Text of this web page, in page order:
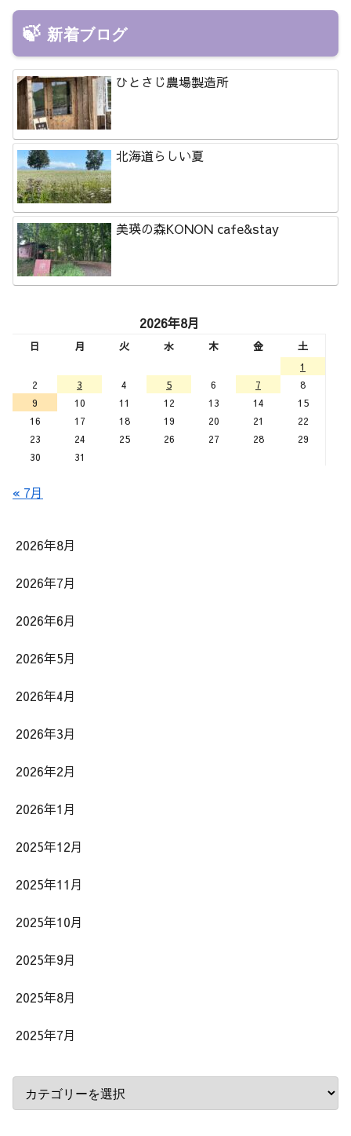
新着ブログ
ひとさじ農場製造所
北海道らしい夏
美瑛の森KONON cafe&stay
2026年8月
日 月 火 水 木 金
土
1
2
3 4 5 6 7
8
9
10 11 12 13 14
15
16
17 18 19 20 21
22
23
24 25 26 27 28
29
30
31
« 7月
2026年8月
2026年7月
2026年6月
2026年5月
2026年4月
2026年3月
2026年2月
2026年1月
2025年12月
2025年11月
2025年10月
2025年9月
2025年8月
2025年7月